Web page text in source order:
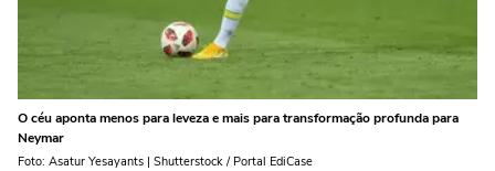
O céu aponta menos para leveza e mais para transformação profunda para
Neymar
Foto: Asatur Yesayants | Shutterstock / Portal EdiCase